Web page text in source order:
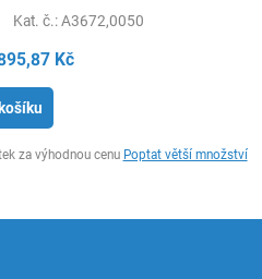
Kat. č.: A3672,0050
Kč
za výhodnou cenu Poptat větší množství